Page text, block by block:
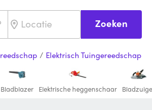
Zoeken
/ Elektrisch Tuingereedschap
Bladblazer Elektrische heggenschaar